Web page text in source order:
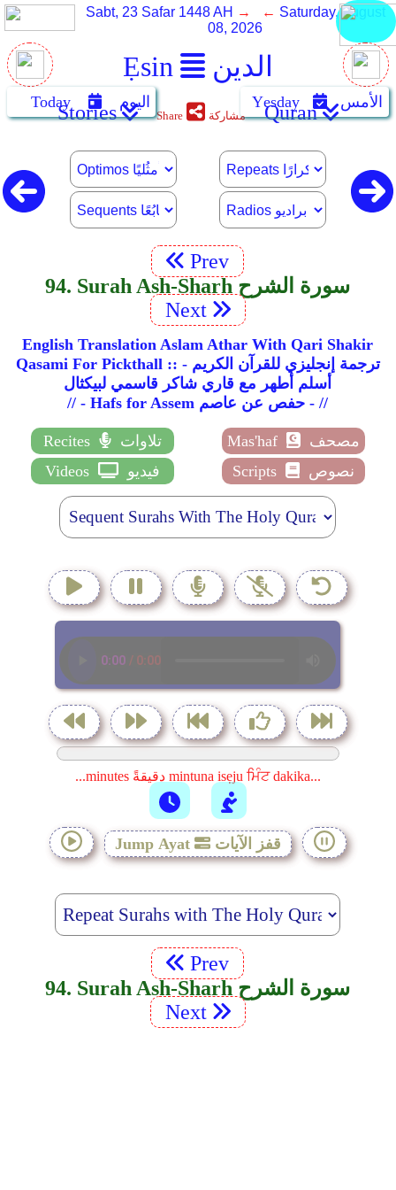
Ẹsin الدين
Sabt, 23 Safar 1448 AH → ← Saturday, August
08, 2026
Today اليوم Yẹsday الأمس Stories Share مشاركة Quran
Prev
94. Surah Ash-Sharh سورة الشرح
Next
English Translation Aslam Athar With Qari Shakir
Qasami For Pickthall :: ترجمة إنجليزي للقرآن الكريم -
أسلم أطهر مع قاري شاكر قاسمي لبيكثال
// - Hafs for Assem حفص عن عاصم - //
Recites تلاوات Mas'haf
مصحف
Videos
فيديو Scripts نصوص
...minutes دقيقةً mintuna isẹju ਮਿੰਟ dakika...
Jump Ayat قفز الآيات
Prev
94. Surah Ash-Sharh سورة الشرح
Next